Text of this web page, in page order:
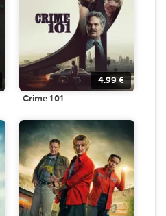
4.99€
Crime 101